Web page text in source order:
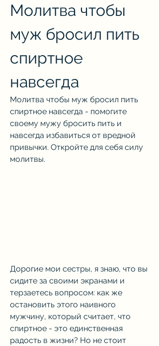
Молитва чтобы
муж бросил пить
спиртное
навсегда
Молитва чтобы муж бросил пить
спиртное навсегда - помогите
своему мужу бросить пить и
навсегда избавиться от вредной
привычки. Откройте для себя силу
молитвы.
Дорогие мои сестры, я знаю, что вы
сидите за своими экранами и
терзаетесь вопросом: как же
остановить этого наивного
мужчину, который считает, что
спиртное - это единственная
радость в жизни? Но не стоит